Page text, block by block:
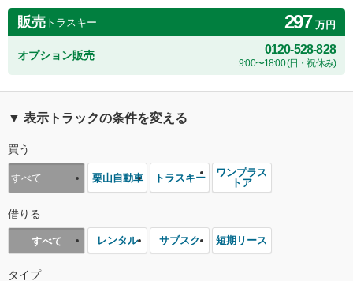
販売 トラスキー 297 万円
オプション販売 0120-528-828
9:00〜18:00 (日・祝休み)
▼ 表示トラックの条件を変える
買う
すべて 栗山自動車 トラスキー
ワンプラス
トア
借りる
すべて レンタル サブスク 短期リース
タイプ